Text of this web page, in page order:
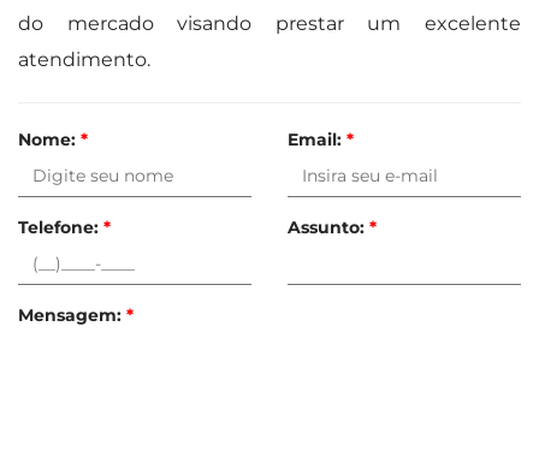
do mercado visando prestar um excelente
atendimento.
Nome: * Email: *
Telefone: * Assunto: *
Mensagem: *